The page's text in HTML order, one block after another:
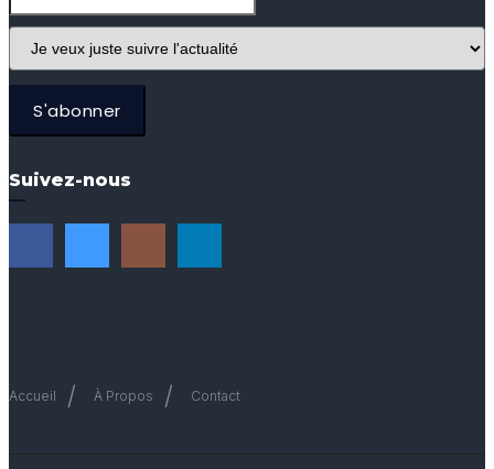
S'abonner
Suivez-nous
Accueil À Propos Contact